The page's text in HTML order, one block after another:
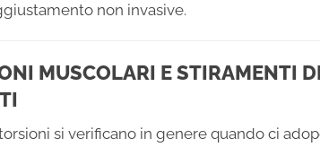
non invasive.
MUSCOLARI E STIRAMENTI
si verificano in genere quando ci